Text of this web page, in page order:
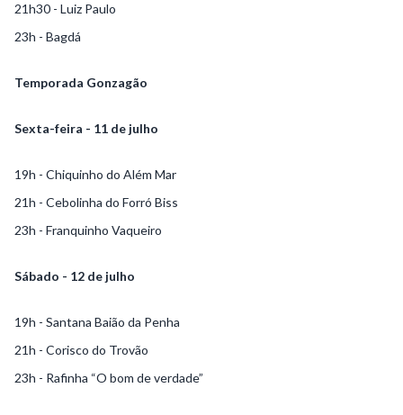
21h30 - Luiz Paulo
23h - Bagdá
Temporada Gonzagão
Sexta-feira - 11 de julho
19h - Chiquinho do Além Mar
21h - Cebolinha do Forró Biss
23h - Franquinho Vaqueiro
Sábado - 12 de julho
19h - Santana Baião da Penha
21h - Corisco do Trovão
23h - Rafinha “O bom de verdade”